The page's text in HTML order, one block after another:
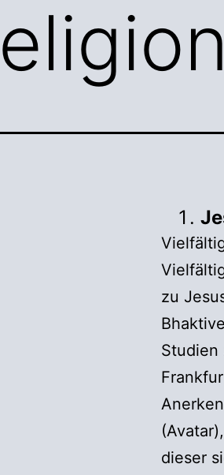
zu
Studien
dieser